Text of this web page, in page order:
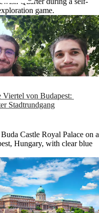
game.
Viertel von Budapest:
Stadtrundgang
Castle Royal Palace on a
Hungary, with clear blue